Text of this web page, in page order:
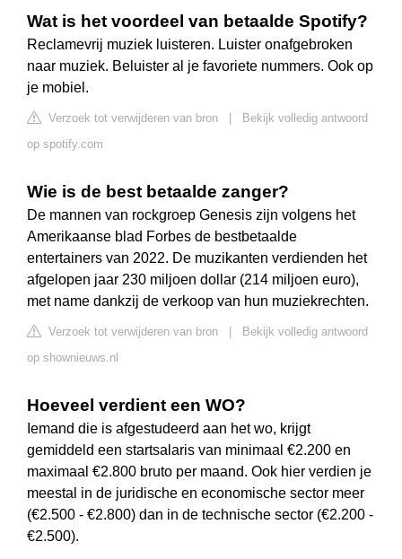
Wat is het voordeel van betaalde Spotify?
Reclamevrij muziek luisteren. Luister onafgebroken
naar muziek. Beluister al je favoriete nummers. Ook op
je mobiel.
Verzoek tot verwijderen van bron
Bekijk volledig antwoord
op spotify.com
Wie is de best betaalde zanger?
De mannen van rockgroep Genesis zijn volgens het
Amerikaanse blad Forbes de bestbetaalde
entertainers van 2022. De muzikanten verdienden het
afgelopen jaar 230 miljoen dollar (214 miljoen euro),
met name dankzij de verkoop van hun muziekrechten.
Verzoek tot verwijderen van bron
Bekijk volledig antwoord
op shownieuws.nl
Hoeveel verdient een WO?
Iemand die is afgestudeerd aan het wo, krijgt
gemiddeld een startsalaris van minimaal €2.200 en
maximaal €2.800 bruto per maand. Ook hier verdien je
meestal in de juridische en economische sector meer
(€2.500 - €2.800) dan in de technische sector (€2.200 -
€2.500).